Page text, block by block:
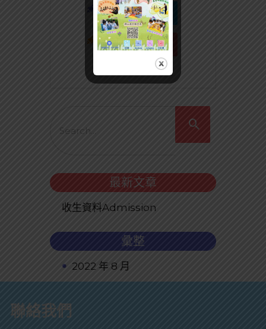
最新文章
收生資料Admission
彙整
2022 年 8 月
聯絡我們